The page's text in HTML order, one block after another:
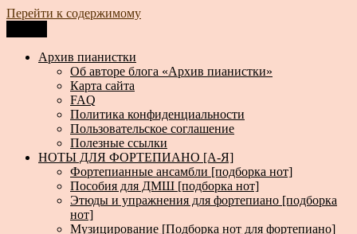
Перейти к содержимому
Архив пианистки
Всё для пианистов: ноты, книги, музыка, статьи…
Архив пианистки
Об авторе блога «Архив пианистки»
Карта сайта
FAQ
Политика конфиденциальности
Пользовательское соглашение
Полезные ссылки
НОТЫ ДЛЯ ФОРТЕПИАНО [А-Я]
Фортепианные ансамбли [подборка нот]
Пособия для ДМШ [подборка нот]
Этюды и упражнения для фортепиано [подборка
нот]
Музицирование [Подборка нот для фортепиано]